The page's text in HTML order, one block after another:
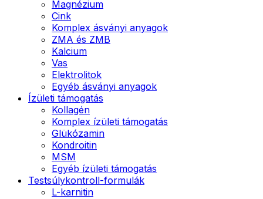
Magnézium
Cink
Komplex ásványi anyagok
ZMA és ZMB
Kalcium
Vas
Elektrolitok
Egyéb ásványi anyagok
Ízületi támogatás
Kollagén
Komplex ízületi támogatás
Glükózamin
Kondroitin
MSM
Egyéb ízületi támogatás
Testsúlykontroll-formulák
L-karnitin